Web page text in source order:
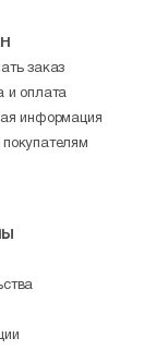
заказ
и оплата
информация